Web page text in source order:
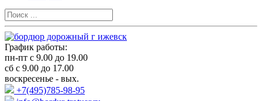
График работы:
пн-пт с 9.00 до 19.00
сб с 9.00 до 17.00
воскресенье - вых.
+7(495)785-98-95